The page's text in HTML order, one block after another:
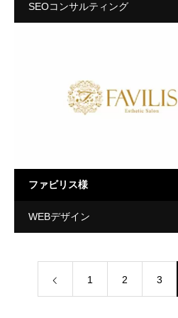
SEOコンサルティング
ファビリス様
WEBデザイン
1 2 3